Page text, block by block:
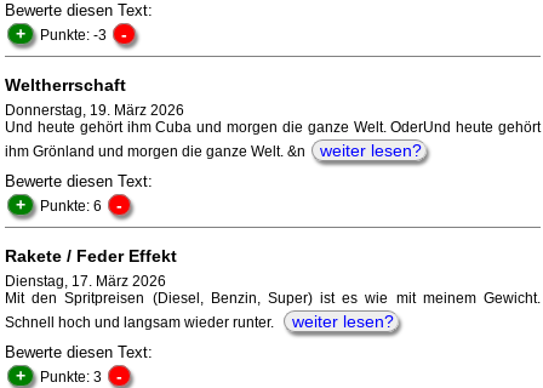
Bewerte diesen Text:
+ Punkte: -3 -
Weltherrschaft
Donnerstag, 19. März 2026
Und heute gehört ihm Cuba und morgen die ganze Welt. OderUnd heute gehört
ihm Grönland und morgen die ganze Welt. &n
weiter lesen?
Bewerte diesen Text:
+ Punkte: 6 -
Rakete / Feder Effekt
Dienstag, 17. März 2026
Mit den Spritpreisen (Diesel, Benzin, Super) ist es wie mit meinem Gewicht.
Schnell hoch und langsam wieder runter.
weiter lesen?
Bewerte diesen Text:
+ Punkte: 3 -